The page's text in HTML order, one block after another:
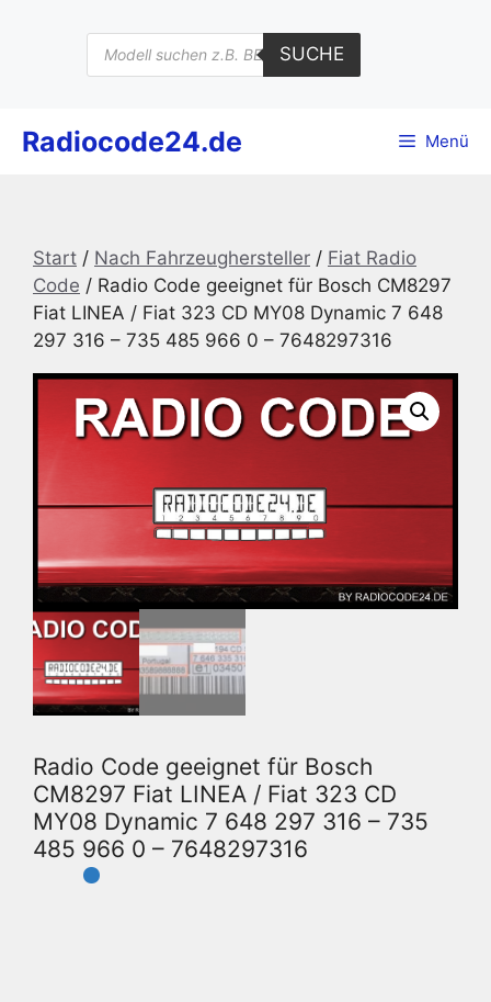
Products
search
SUCHE
Radiocode24.de Menü
Start / Nach Fahrzeughersteller / Fiat Radio
Code / Radio Code geeignet für Bosch CM8297
Fiat LINEA / Fiat 323 CD MY08 Dynamic 7 648
297 316 – 735 485 966 0 – 7648297316
Radio Code geeignet für Bosch
CM8297 Fiat LINEA / Fiat 323 CD
MY08 Dynamic 7 648 297 316 – 735
485 966 0 – 7648297316